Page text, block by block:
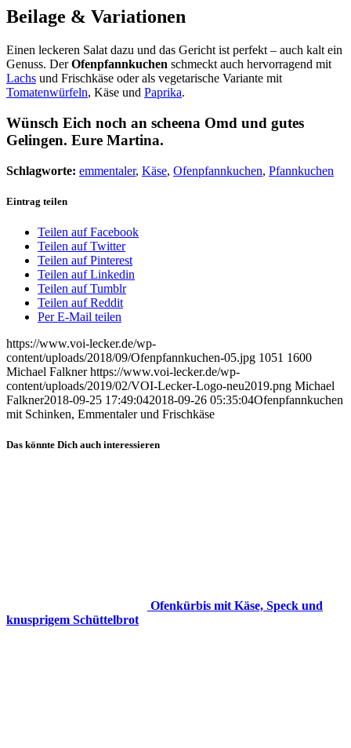
Beilage & Variationen
Einen leckeren Salat dazu und das Gericht ist perfekt – auch kalt ein
Genuss. DerOfenpfannkuchen schmeckt auch hervorragend mit
Lachs und Frischkäse oder als vegetarische Variante mit
Tomatenwürfeln, Käse und Paprika.
Wünsch Eich noch an scheena Omd und gutes
Gelingen. Eure Martina.
Schlagworte: emmentaler, Käse, Ofenpfannkuchen, Pfannkuchen
Eintrag teilen
Teilen auf Facebook
Teilen auf Twitter
Teilen auf Pinterest
Teilen auf Linkedin
Teilen auf Tumblr
Teilen auf Reddit
Per E-Mail teilen
https://www.voi-lecker.de/wp-
content/uploads/2018/09/Ofenpfannkuchen-05.jpg 1051 1600
Michael Falkner https://www.voi-lecker.de/wp-
content/uploads/2019/02/VOI-Lecker-Logo-neu2019.png Michael
Falkner2018-09-25 17:49:042018-09-26 05:35:04Ofenpfannkuchen
mit Schinken, Emmentaler und Frischkäse
Das könnte Dich auch interessieren
Ofenkürbis mit Käse, Speck und
knusprigem Schüttelbrot